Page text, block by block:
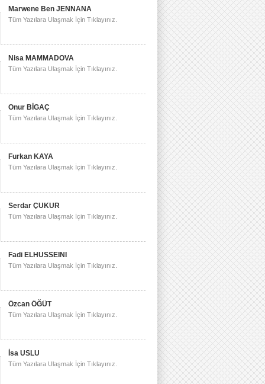
Marwene Ben JENNANA
Tüm Yazılara Ulaşmak İçin Tıklayınız.
Nisa MAMMADOVA
Tüm Yazılara Ulaşmak İçin Tıklayınız.
Onur BİGAÇ
Tüm Yazılara Ulaşmak İçin Tıklayınız.
Furkan KAYA
Tüm Yazılara Ulaşmak İçin Tıklayınız.
Serdar ÇUKUR
Tüm Yazılara Ulaşmak İçin Tıklayınız.
Fadi ELHUSSEINI
Tüm Yazılara Ulaşmak İçin Tıklayınız.
Özcan ÖĞÜT
Tüm Yazılara Ulaşmak İçin Tıklayınız.
İsa USLU
Tüm Yazılara Ulaşmak İçin Tıklayınız.